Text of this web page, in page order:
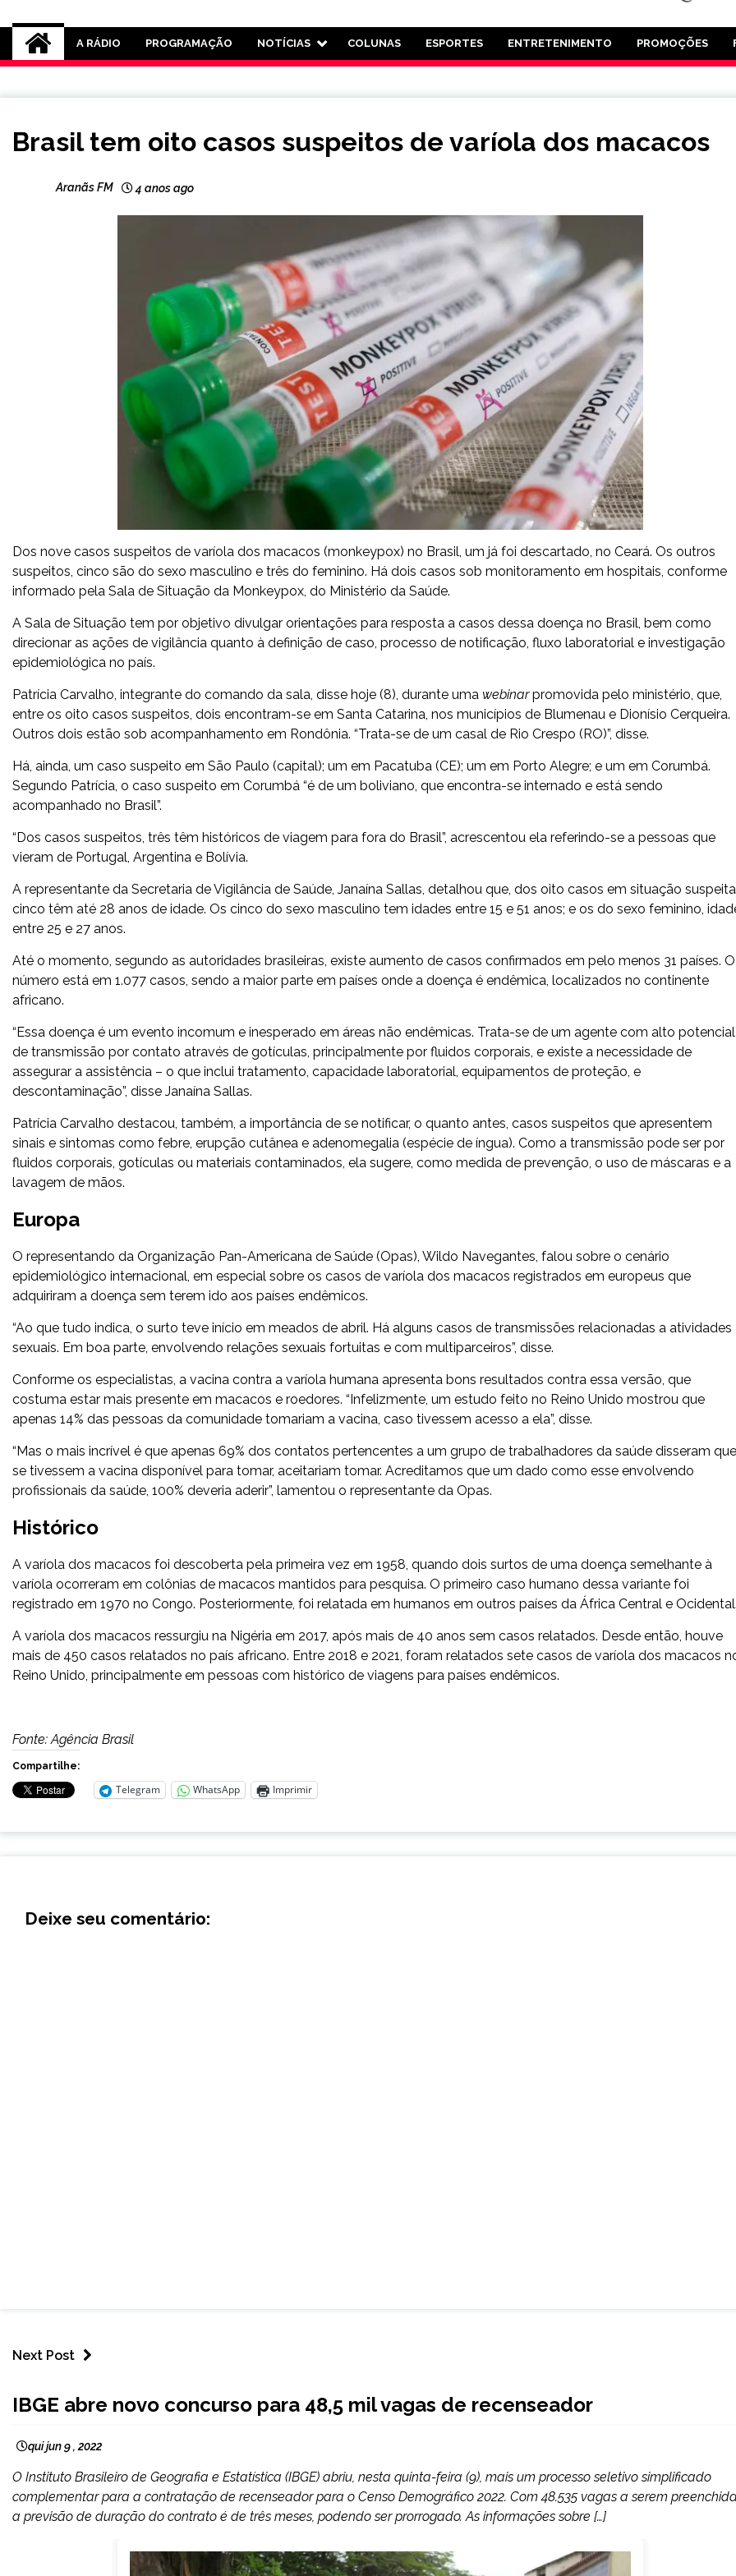
Rádio Aranãs 105.3
A RÁDIO PROGRAMAÇÃO NOTÍCIAS COLUNAS ESPORTES ENTRETENIMENTO PROMOÇÕES
NOTÍCIAS
Brasil tem oito casos suspeitos de varíola dos macacos
Aranãs FM 4 anos ago
Dos nove casos suspeitos de varíola dos macacos (monkeypox) no Brasil, um já foi descartado, no Ceará. Os outros
suspeitos, cinco são do sexo masculino e três do feminino. Há dois casos sob monitoramento em hospitais, conforme
informado pela Sala de Situação da Monkeypox, do Ministério da Saúde.
A Sala de Situação tem por objetivo divulgar orientações para resposta a casos dessa doença no Brasil, bem como
direcionar as ações de vigilância quanto à definição de caso, processo de notificação, fluxo laboratorial e investigação
epidemiológica no país.
Patrícia Carvalho, integrante do comando da sala, disse hoje (8), durante uma webinarpromovida pelo ministério, que,
entre os oito casos suspeitos, dois encontram-se em Santa Catarina, nos municípios de Blumenau e Dionísio Cerqueira.
Outros dois estão sob acompanhamento em Rondônia. “Trata-se de um casal de Rio Crespo (RO)”, disse.
Há, ainda, um caso suspeito em São Paulo (capital); um em Pacatuba (CE); um em Porto Alegre; e um em Corumbá.
Segundo Patrícia, o caso suspeito em Corumbá “é de um boliviano, que encontra-se internado e está sendo
acompanhado no Brasil”.
“Dos casos suspeitos, três têm históricos de viagem para fora do Brasil”, acrescentou ela referindo-se a pessoas que
vieram de Portugal, Argentina e Bolívia.
A representante da Secretaria de Vigilância de Saúde, Janaína Sallas, detalhou que, dos oito casos em situação
cinco têm até 28 anos de idade. Os cinco do sexo masculino tem idades entre 15 e 51 anos; e os do sexo feminino,
entre 25 e 27 anos.
Até o momento, segundo as autoridades brasileiras, existe aumento de casos confirmados em pelo menos 31 países. O
número está em 1.077 casos, sendo a maior parte em países onde a doença é endêmica, localizados no continente
africano.
“Essa doença é um evento incomum e inesperado em áreas não endêmicas. Trata-se de um agente com alto potencial
de transmissão por contato através de gotículas, principalmente por fluidos corporais, e existe a necessidade de
assegurar a assistência – o que inclui tratamento, capacidade laboratorial, equipamentos de proteção, e
descontaminação”, disse Janaína Sallas.
Patrícia Carvalho destacou, também, a importância de se notificar, o quanto antes, casos suspeitos que apresentem
sinais e sintomas como febre, erupção cutânea e adenomegalia (espécie de íngua). Como a transmissão pode ser por
fluidos corporais, gotículas ou materiais contaminados, ela sugere, como medida de prevenção, o uso de máscaras e a
lavagem de mãos.
Europa
O representando da Organização Pan-Americana de Saúde (Opas), Wildo Navegantes, falou sobre o cenário
epidemiológico internacional, em especial sobre os casos de varíola dos macacos registrados em europeus que
adquiriram a doença sem terem ido aos países endêmicos.
“Ao que tudo indica, o surto teve início em meados de abril. Há alguns casos de transmissões relacionadas a atividades
sexuais. Em boa parte, envolvendo relações sexuais fortuitas e com multiparceiros”, disse.
Conforme os especialistas, a vacina contra a varíola humana apresenta bons resultados contra essa versão, que
costuma estar mais presente em macacos e roedores. “Infelizmente, um estudo feito no Reino Unido mostrou que
apenas 14% das pessoas da comunidade tomariam a vacina, caso tivessem acesso a ela”, disse.
“Mas o mais incrível é que apenas 69% dos contatos pertencentes a um grupo de trabalhadores da saúde disseram
se tivessem a vacina disponível para tomar, aceitariam tomar. Acreditamos que um dado como esse envolvendo
profissionais da saúde, 100% deveria aderir”, lamentou o representante da Opas.
Histórico
A varíola dos macacos foi descoberta pela primeira vez em 1958, quando dois surtos de uma doença semelhante à
varíola ocorreram em colônias de macacos mantidos para pesquisa. O primeiro caso humano dessa variante foi
registrado em 1970 no Congo. Posteriormente, foi relatada em humanos em outros países da África Central e
A varíola dos macacos ressurgiu na Nigéria em 2017, após mais de 40 anos sem casos relatados. Desde então, houve
mais de 450 casos relatados no país africano. Entre 2018 e 2021, foram relatados sete casos de varíola dos macacos
Reino Unido, principalmente em pessoas com histórico de viagens para países endêmicos.
Fonte: Agência Brasil
Compartilhe:
Telegram WhatsApp Imprimir
Deixe seu comentário:
Next Post
NOTÍCIAS
IBGE abre novo concurso para 48,5 mil vagas de recenseador
qui jun 9 , 2022
O Instituto Brasileiro de Geografia e Estatística (IBGE) abriu, nesta quinta-feira (9), mais um processo seletivo simplificado
complementar para a contratação de recenseador para o Censo Demográfico 2022. Com 48.535 vagas a serem
a previsão de duração do contrato é de três meses, podendo ser prorrogado. As informações sobre […]